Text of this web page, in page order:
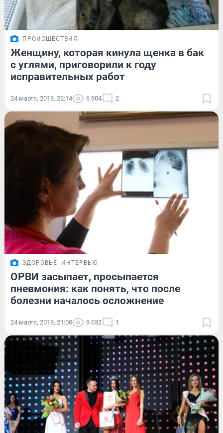
ПРОИСШЕСТВИЯ
Женщину, которая кинула щенка в бак
с углями, приговорили к году
исправительных работ
24 марта, 2019, 22:14 6 904 2
ЗДОРОВЬЕ ИНТЕРВЬЮ
ОРВИ засыпает, просыпается
пневмония: как понять, что после
болезни началось осложнение
24 марта, 2019, 21:00 9 032 1